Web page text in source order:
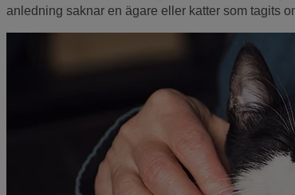
anledning saknar en ägare eller katter som tagits